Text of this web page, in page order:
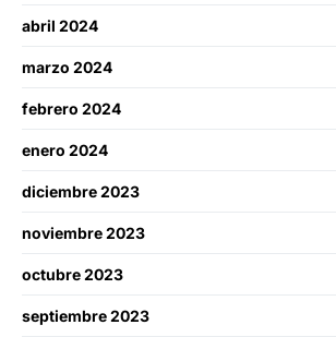
abril 2024
marzo 2024
febrero 2024
enero 2024
diciembre 2023
noviembre 2023
octubre 2023
septiembre 2023